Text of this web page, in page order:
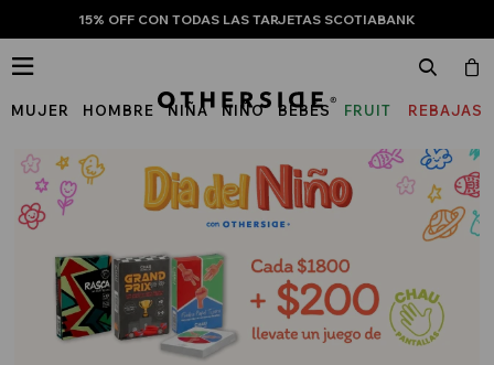
15% OFF CON TODAS LAS TARJETAS SCOTIABANK
MUJER HOMBRE NIÑA NIÑO BEBÉS
FRUIT
THE
LOOM
REBAJAS
